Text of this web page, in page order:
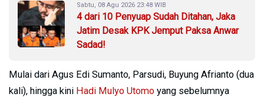
Sabtu, 08 Agu 2026 23:48 WIB
4 dari 10 Penyuap Sudah Ditahan, Jaka
Jatim Desak KPK Jemput Paksa Anwar
Sadad!
Mulai dari Agus Edi Sumanto, Parsudi, Buyung Afrianto (dua
kali), hingga kini Hadi Mulyo Utomo yang sebelumnya